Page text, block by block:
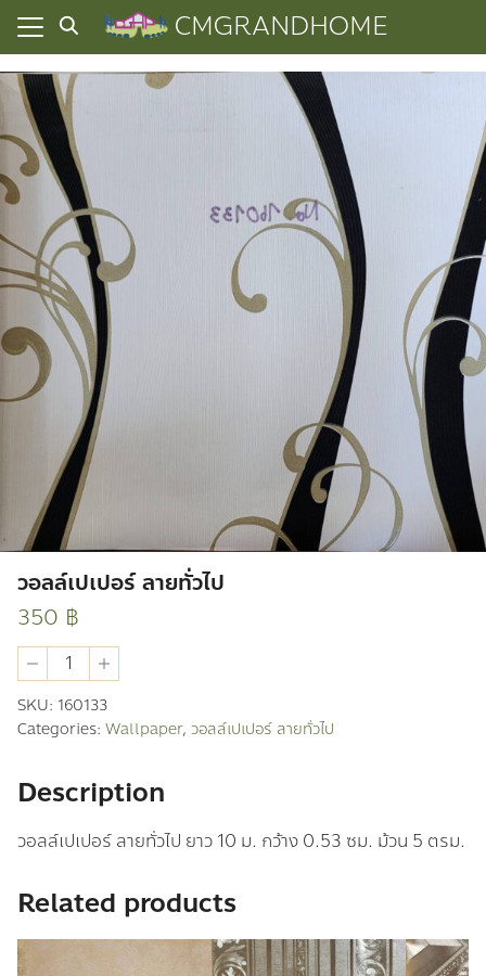
Skip
content
CMGRANDHOME
ความเป็นส่วนตัว
หมด
ผ่านมา
า
วอลล์เปเปอร์ ลายทั่วไป
350 ฿
วอ
ลล์
เปเปอร์
ลาย
ทั่วไป
SKU: 160133
Categories: Wallpaper, วอลล์เปเปอร์ ลายทั่วไป
Description
วอลล์เปเปอร์ ลายทั่วไป ยาว 10 ม. กว้าง 0.53 ซม. ม้วน 5 ตรม.
Related products